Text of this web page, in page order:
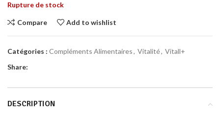
Rupture de stock
Compare Add to wishlist
Catégories : Compléments Alimentaires, Vitalité, Vitall+
Share:
DESCRIPTION